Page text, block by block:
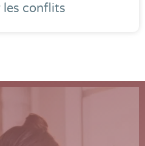
les conflits